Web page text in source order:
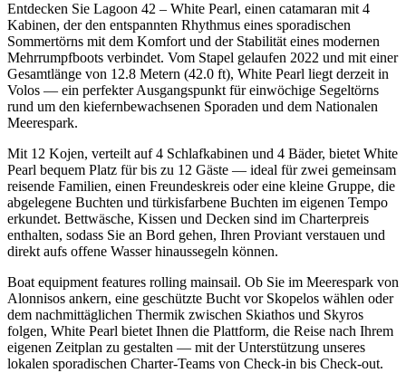
Entdecken Sie Lagoon 42 – White Pearl, einen catamaran mit 4
Kabinen, der den entspannten Rhythmus eines sporadischen
Sommertörns mit dem Komfort und der Stabilität eines modernen
Mehrrumpfboots verbindet. Vom Stapel gelaufen 2022 und mit einer
Gesamtlänge von 12.8 Metern (42.0 ft), White Pearl liegt derzeit in
Volos — ein perfekter Ausgangspunkt für einwöchige Segeltörns
rund um den kiefernbewachsenen Sporaden und dem Nationalen
Meerespark.
Mit 12 Kojen, verteilt auf 4 Schlafkabinen und 4 Bäder, bietet White
Pearl bequem Platz für bis zu 12 Gäste — ideal für zwei gemeinsam
reisende Familien, einen Freundeskreis oder eine kleine Gruppe, die
abgelegene Buchten und türkisfarbene Buchten im eigenen Tempo
erkundet. Bettwäsche, Kissen und Decken sind im Charterpreis
enthalten, sodass Sie an Bord gehen, Ihren Proviant verstauen und
direkt aufs offene Wasser hinaussegeln können.
Boat equipment features rolling mainsail. Ob Sie im Meerespark von
Alonnisos ankern, eine geschützte Bucht vor Skopelos wählen oder
dem nachmittäglichen Thermik zwischen Skiathos und Skyros
folgen, White Pearl bietet Ihnen die Plattform, die Reise nach Ihrem
eigenen Zeitplan zu gestalten — mit der Unterstützung unseres
lokalen sporadischen Charter-Teams von Check-in bis Check-out.